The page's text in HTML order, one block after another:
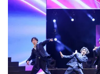
VTV Money
VTV Sức khoẻ
Thị trường 24h